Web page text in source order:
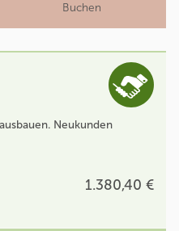
Buchen
Neukunden
1.380,40 €